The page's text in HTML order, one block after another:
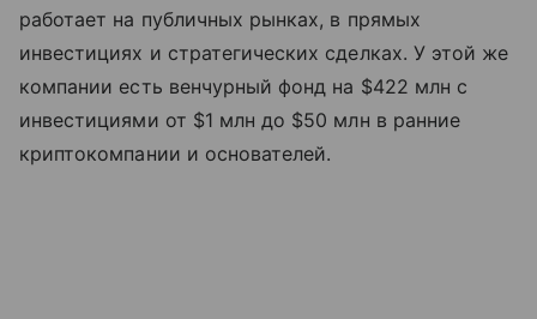
работает на публичных рынках, в прямых
инвестициях и стратегических сделках. У этой же
компании есть венчурный фонд на $422 млн с
инвестициями от $1 млн до $50 млн в ранние
криптокомпании и основателей.